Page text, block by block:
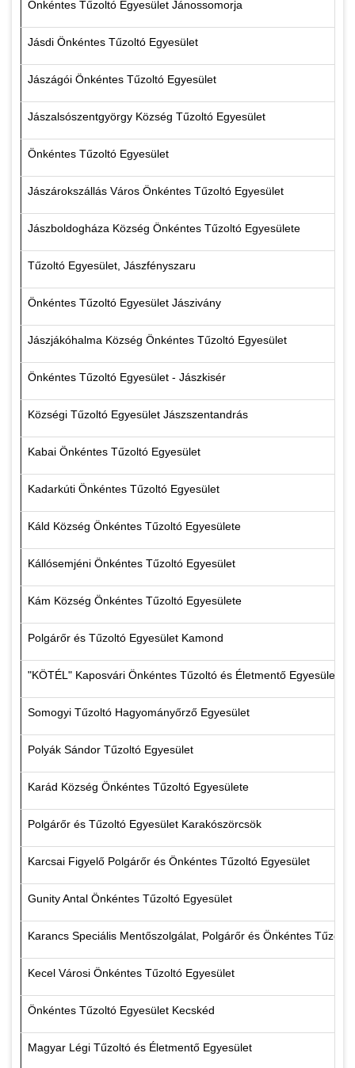
Önkéntes Tűzoltó Egyesület Jánossomorja
Jásdi Önkéntes Tűzoltó Egyesület
Jászágói Önkéntes Tűzoltó Egyesület
Jászalsószentgyörgy Község Tűzoltó Egyesület
Önkéntes Tűzoltó Egyesület
Jászárokszállás Város Önkéntes Tűzoltó Egyesület
Jászboldogháza Község Önkéntes Tűzoltó Egyesülete
Tűzoltó Egyesület, Jászfényszaru
Önkéntes Tűzoltó Egyesület Jászivány
Jászjákóhalma Község Önkéntes Tűzoltó Egyesület
Önkéntes Tűzoltó Egyesület - Jászkisér
Községi Tűzoltó Egyesület Jászszentandrás
Kabai Önkéntes Tűzoltó Egyesület
Kadarkúti Önkéntes Tűzoltó Egyesület
Káld Község Önkéntes Tűzoltó Egyesülete
Kállósemjéni Önkéntes Tűzoltó Egyesület
Kám Község Önkéntes Tűzoltó Egyesülete
Polgárőr és Tűzoltó Egyesület Kamond
"KÖTÉL" Kaposvári Önkéntes Tűzoltó és Életmentő Egyesület
Somogyi Tűzoltó Hagyományőrző Egyesület
Polyák Sándor Tűzoltó Egyesület
Karád Község Önkéntes Tűzoltó Egyesülete
Polgárőr és Tűzoltó Egyesület Karakószörcsök
Karcsai Figyelő Polgárőr és Önkéntes Tűzoltó Egyesület
Gunity Antal Önkéntes Tűzoltó Egyesület
Karancs Speciális Mentőszolgálat, Polgárőr és Önkéntes Tűzoltó
Kecel Városi Önkéntes Tűzoltó Egyesület
Önkéntes Tűzoltó Egyesület Kecskéd
Magyar Légi Tűzoltó és Életmentő Egyesület